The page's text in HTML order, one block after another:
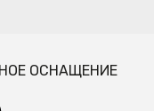
ОСНАЩЕНИЕ